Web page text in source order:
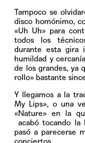
Tampoco se
disco homónimo,
«Uh Uh» para
todos los
durante esta gira
humildad y
de los grandes, ya
rollo» bastante
Y llegamos a la
My Lips», o una
«Nature» en la
acabó tocando
pasó a parecerse